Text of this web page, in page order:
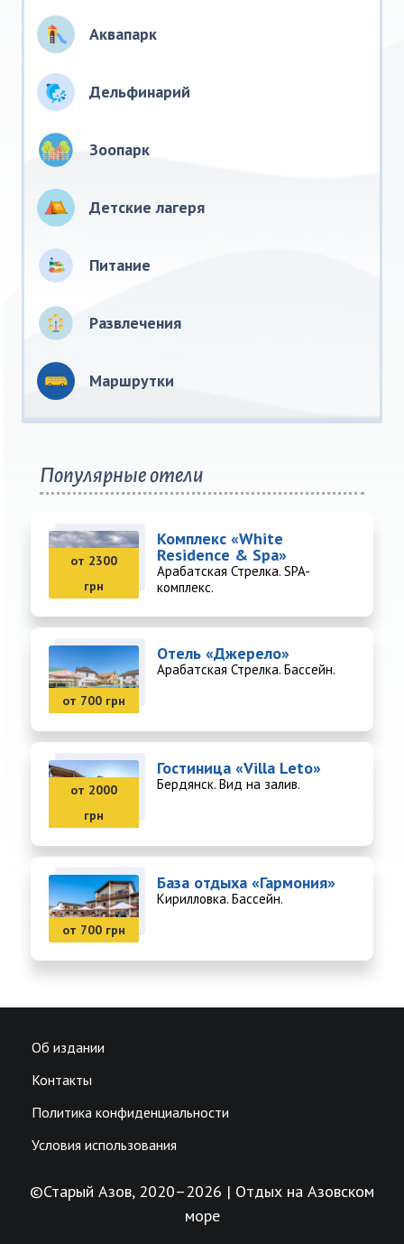
Аквапарк
Дельфинарий
Зоопарк
Детские лагеря
Питание
Развлечения
Маршрутки
Популярные отели
от 2300
грн
Комплекс «White
Residence & Spa»
Арабатская Стрелка. SPA-
комплекс.
от 700 грн
Отель «Джерело»
Арабатская Стрелка. Бассейн.
от 2000
грн
Гостиница «Villa Leto»
Бердянск. Вид на залив.
от 700 грн
База отдыха «Гармония»
Кирилловка. Бассейн.
Об издании
Контакты
Политика конфиденциальности
Условия использования
©Старый Азов, 2020–2026 | Отдых на Азовском
море